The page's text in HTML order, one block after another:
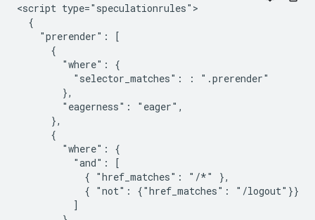
<script type="speculationrules">
  {
    "prerender": [
      {
        "where": {
          "selector_matches": : ".prerender"
        },
        "eagerness": "eager",
      },
      {
        "where": {
          "and": [
            { "href_matches": "/*" },
            { "not": {"href_matches": "/logout"}}
          ]